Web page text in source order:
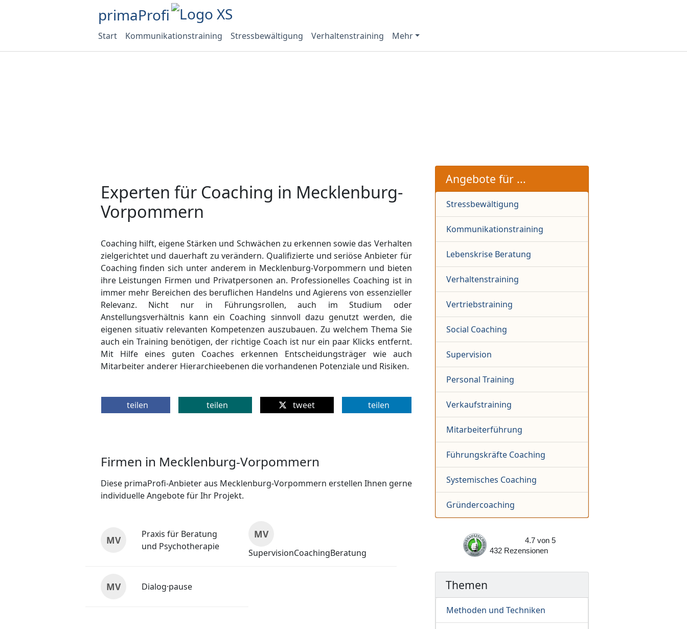
primaProfi
Start Kommunikationstraining Stressbewältigung Verhaltenstraining Mehr
Experten für Coaching in Mecklenburg-
Vorpommern
Coaching hilft, eigene Stärken und Schwächen zu erkennen sowie das Verhalten
zielgerichtet und dauerhaft zu verändern. Qualifizierte und seriöse Anbieter für
Coaching finden sich unter anderem in Mecklenburg-Vorpommern und bieten
ihre Leistungen Firmen und Privatpersonen an. Professionelles Coaching ist in
immer mehr Bereichen des beruflichen Handelns und Agierens von essenzieller
Relevanz. Nicht nur in Führungsrollen, auch im Studium oder
Anstellungsverhältnis kann ein Coaching sinnvoll dazu genutzt werden, die
eigenen situativ relevanten Kompetenzen auszubauen. Zu welchem Thema Sie
auch ein Training benötigen, der richtige Coach ist nur ein paar Klicks entfernt.
Mit Hilfe eines guten Coaches erkennen Entscheidungsträger wie auch
Mitarbeiter anderer Hierarchieebenen die vorhandenen Potenziale und Risiken.
teilen teilen tweet teilen
Firmen in Mecklenburg-Vorpommern
Diese primaProfi-Anbieter aus Mecklenburg-Vorpommern erstellen Ihnen gerne
individuelle Angebote für Ihr Projekt.
MV
Praxis für Beratung
und Psychotherapie
MV
SupervisionCoachingBeratung
MV Dialog·pause
Angebote für ...
Stressbewältigung
Kommunikationstraining
Lebenskrise Beratung
Verhaltenstraining
Vertriebstraining
Social Coaching
Supervision
Personal Training
Verkaufstraining
Mitarbeiterführung
Führungskräfte Coaching
Systemisches Coaching
Gründercoaching
4.7 von5
432
Rezensionen
Themen
Methoden und Techniken